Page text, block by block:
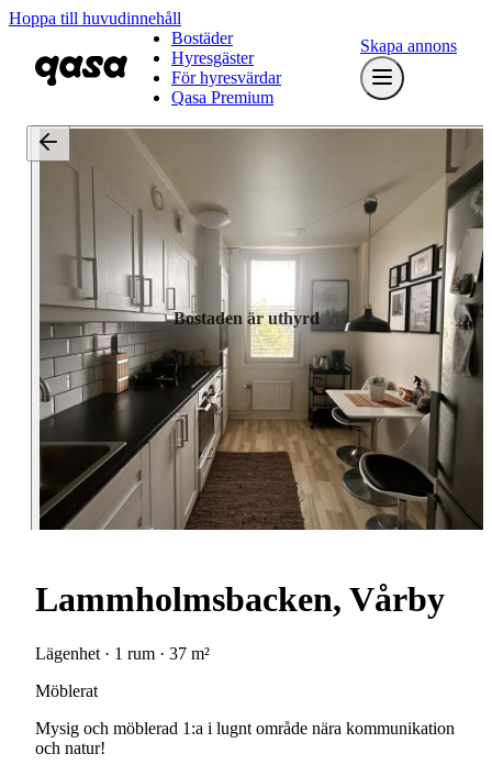
Hoppa till huvudinnehåll
Bostäder
Hyresgäster
För hyresvärdar
Qasa Premium
Skapa annons
Bostaden är uthyrd
Lammholmsbacken, Vårby
Lägenhet · 1 rum · 37 m²
Möblerat
Mysig och möblerad 1:a i lugnt område nära kommunikation
och natur!